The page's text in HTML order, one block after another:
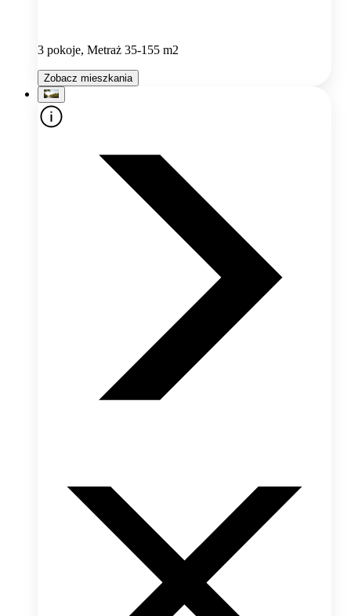
3 pokoje, Metraż 35-155 m2
Zobacz mieszkania